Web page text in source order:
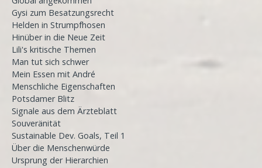
Gysi zum Besatzungsrecht
Helden in Strumpfhosen
Hinüber in die Neue Zeit
Lili's kritische Themen
Man tut sich schwer
Mein Essen mit André
Menschliche Eigenschaften
Potsdamer Blitz
Signale aus dem Ärzteblatt
Souveränität
Sustainable Dev. Goals, Teil 1
Über die Menschenwürde
Ursprung der Hierarchien